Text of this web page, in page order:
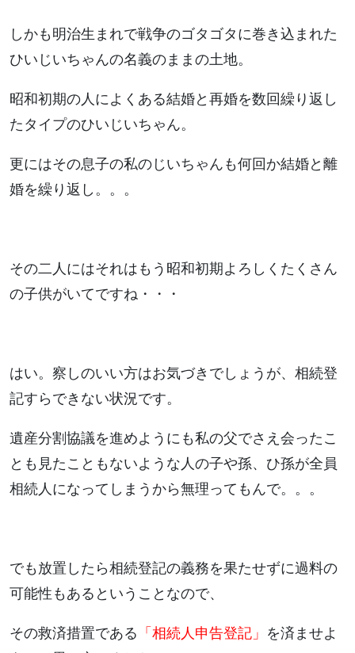
しかも明治生まれで戦争のゴタゴタに巻き込まれた
ひいじいちゃんの名義のままの土地。
昭和初期の人によくある結婚と再婚を数回繰り返し
たタイプのひいじいちゃん。
更にはその息子の私のじいちゃんも何回か結婚と離
婚を繰り返し。。。
その二人にはそれはもう昭和初期よろしくたくさん
の子供がいてですね・・・
はい。察しのいい方はお気づきでしょうが、相続登
記すらできない状況です。
遺産分割協議を進めようにも私の父でさえ会ったこ
とも見たこともないような人の子や孫、ひ孫が全員
相続人になってしまうから無理ってもんで。。。
でも放置したら相続登記の義務を果たせずに過料の
可能性もあるということなので、
その救済措置である 「相続人申告登記」 を済ませよ